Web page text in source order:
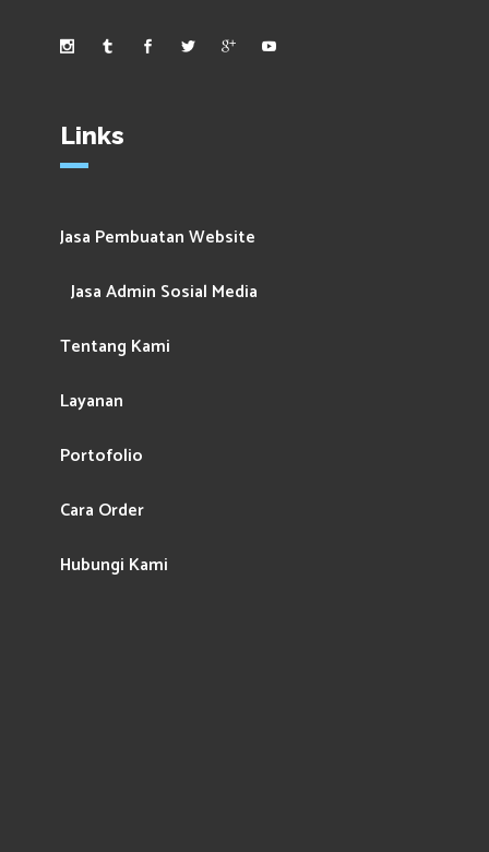
Links
Jasa Pembuatan Website
Jasa Admin Sosial Media
Tentang Kami
Layanan
Portofolio
Cara Order
Hubungi Kami